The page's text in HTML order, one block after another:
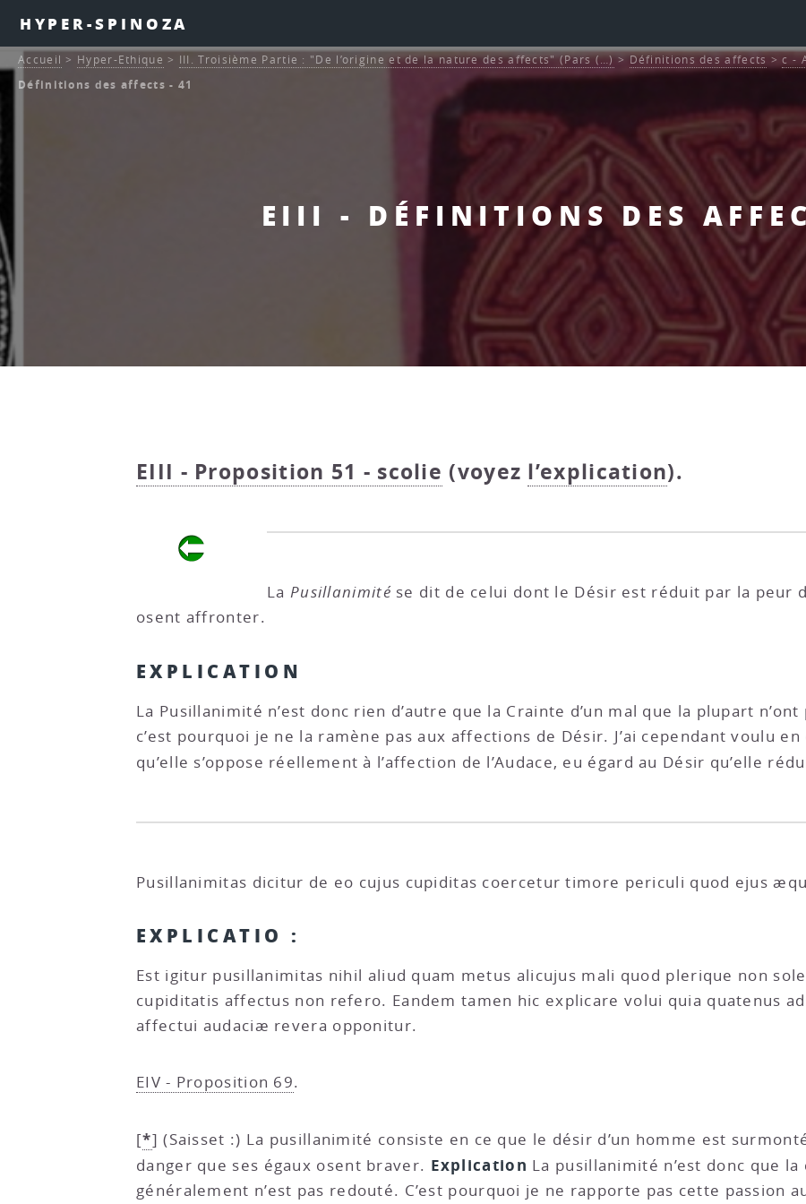
HYPER-SPINOZA
EIII - DÉFINITIONS DES
Accueil > Hyper-Ethique > III. Troisième Partie : "De l’origine et de la nature des affects" (Pars (…)>Définitions des affects >c -
Définitions des affects - 41
EIII - Proposition 51 - scolie (voyez l’explication).
La Pusillanimitése dit de celui dont le Désir est réduit par la peur
osent affronter.
EXPLICATION
La Pusillanimité n’est donc rien d’autre que la Crainte d’un mal que la plupart
c’est pourquoi je ne la ramène pas aux affections de Désir. J’ai cependant voulu
qu’elle s’oppose réellement à l’affection de l’Audace, eu égard au Désir qu’elle
Pusillanimitas dicitur de eo cujus cupiditas coercetur timore periculi quod ejus
EXPLICATIO :
Est igitur pusillanimitas nihil aliud quam metus alicujus mali quod plerique non
cupiditatis affectus non refero. Eandem tamen hic explicare volui quia quatenus
affectui audaciæ revera opponitur.
EIV - Proposition 69.
[*](Saisset :) La pusillanimité consiste en ce que le désir d’un homme est
danger que ses égaux osent braver. Explication La pusillanimité n’est donc que la
généralement n’est pas redouté. C’est pourquoi je ne rapporte pas cette passion